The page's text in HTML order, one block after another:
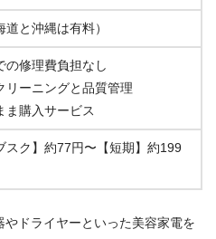
道と沖縄は有料）
の修理費負担なし
リーニングと品質管理
ま購入サービス
スク】約77円〜【短期】約199
ドライヤーといった美容家電を